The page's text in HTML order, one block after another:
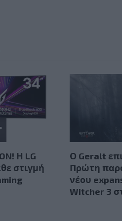
Η LG
στιγμή
Ο Geralt
Πρώτη
νέου
Witcher 3